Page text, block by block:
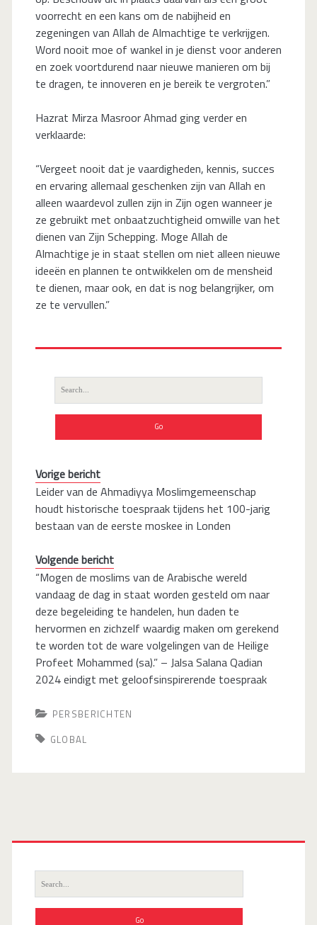
voorrecht en een kans om de nabijheid en
zegeningen van Allah de Almachtige te verkrijgen.
Word nooit moe of wankel in je dienst voor anderen
en zoek voortdurend naar nieuwe manieren om bij
te dragen, te innoveren en je bereik te vergroten.”
Hazrat Mirza Masroor Ahmad ging verder en
verklaarde:
“Vergeet nooit dat je vaardigheden, kennis, succes
en ervaring allemaal geschenken zijn van Allah en
alleen waardevol zullen zijn in Zijn ogen wanneer je
ze gebruikt met onbaatzuchtigheid omwille van het
dienen van Zijn Schepping. Moge Allah de
Almachtige je in staat stellen om niet alleen nieuwe
ideeën en plannen te ontwikkelen om de mensheid
te dienen, maar ook, en dat is nog belangrijker, om
ze te vervullen.”
Search
for:
Vorige bericht
Leider van de Ahmadiyya Moslimgemeenschap
houdt historische toespraak tijdens het 100-jarig
bestaan van de eerste moskee in Londen
Volgende bericht
“Mogen de moslims van de Arabische wereld
vandaag de dag in staat worden gesteld om naar
deze begeleiding te handelen, hun daden te
hervormen en zichzelf waardig maken om gerekend
te worden tot de ware volgelingen van de Heilige
Profeet Mohammed (sa).” – Jalsa Salana Qadian
2024 eindigt met geloofsinspirerende toespraak
PERSBERICHTEN
GLOBAL
Search
for: